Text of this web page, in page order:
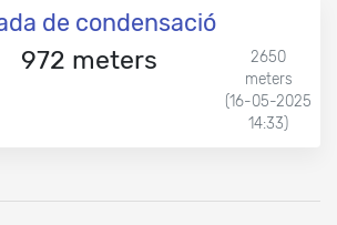
de condensació
972 meters
2650
meters
(16-05-2025
14:33)